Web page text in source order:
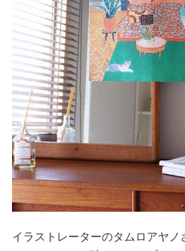
イラストレーターのタムロアヤ